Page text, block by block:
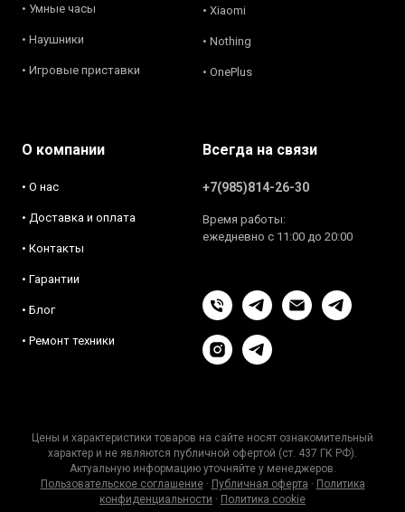
• Умные часы
• Наушники
• Игровые приставки
• Xiaomi
• Nothing
• OnePlus
О компании
• О нас
• Доставка и оплата
• Контакты
• Гарантии
• Блог
• Ремонт техники
Всегда на связи
+7(985)814-26-30
Время работы:
ежедневно с 11:00 до 20:00
Цены и характеристики товаров на сайте носят ознакомительный
характер и не являются публичной офертой (ст. 437 ГК РФ).
Актуальную информацию уточняйте у менеджеров.
Пользовательское соглашение· Публичная оферта · Политика
конфиденциальности · Политика cookie